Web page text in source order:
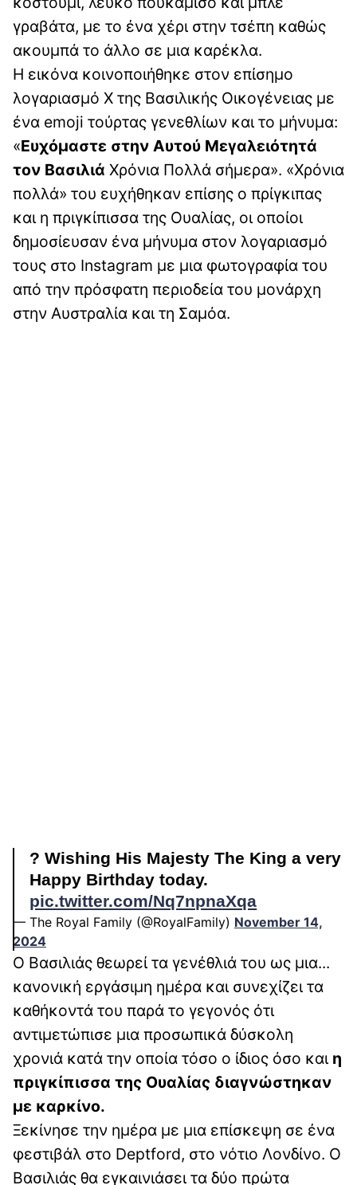
γραβάτα, με το ένα χέρι στην τσέπη καθώς
ακουμπά το άλλο σε μια καρέκλα.
Η εικόνα κοινοποιήθηκε στον επίσημο
λογαριασμό X της Βασιλικής Οικογένειας με
ένα emoji τούρτας γενεθλίων και το μήνυμα:
«Ευχόμαστε στην Αυτού Μεγαλειότητά
τον Βασιλιά Χρόνια Πολλά σήμερα». «Χρόνια
πολλά» του ευχήθηκαν επίσης ο πρίγκιπας
και η πριγκίπισσα της Ουαλίας, οι οποίοι
δημοσίευσαν ένα μήνυμα στον λογαριασμό
τους στο Instagram με μια φωτογραφία του
από την πρόσφατη περιοδεία του μονάρχη
στην Αυστραλία και τη Σαμόα.
? Wishing His Majesty The King a very
Happy Birthday today.
pic.twitter.com/Nq7npnaXqa
— The Royal Family (@RoyalFamily) November 14,
2024
Ο Βασιλιάς θεωρεί τα γενέθλιά του ως μια...
κανονική εργάσιμη ημέρα και συνεχίζει τα
καθήκοντά του παρά το γεγονός ότι
αντιμετώπισε μια προσωπικά δύσκολη
χρονιά κατά την οποία τόσο ο ίδιος όσο και η
πριγκίπισσα της Ουαλίας διαγνώστηκαν
με καρκίνο.
Ξεκίνησε την ημέρα με μια επίσκεψη σε ένα
φεστιβάλ στο Deptford, στο νότιο Λονδίνο. Ο
Βασιλιάς θα εγκαινιάσει τα δύο πρώτα